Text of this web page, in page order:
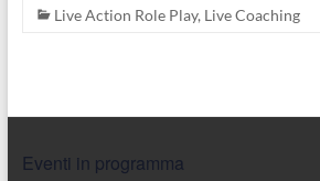
Live Action Role Play, Live Coaching
Eventi in programma